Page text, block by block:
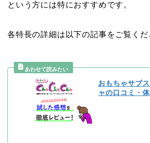
という方には特におすすめです。
各特長の詳細は以下の記事をご覧くだ
おもちゃサブ
ャの口コミ・